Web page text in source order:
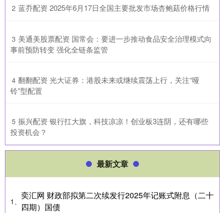
2 ​蓝乔配资 2025年6月17日全国主要批发市场杏鲍菇价格行情
3 ​美通美股票配资 国常会：要进一步推动食品安全治理模式向
事前预防转变 强化全链条监管
4 ​翻翻配资 光大证券：港股未来或继续震荡上行，关注“哑
铃”型配置
5 ​振兴配资 银行扛大旗，科技凉凉！创业板3连阴，还有哪些
投资机会？
最新文章
1、
奕汇网 财政部拟第二次续发行2025年记账式附息（二十
四期）国债